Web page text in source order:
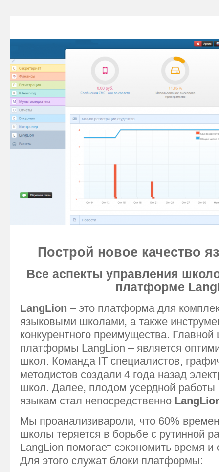
Построй новое качество
Все аспекты управления
платформе
LangLion – это платформа для
языковыми школами, а также
конкурентного преимущества.
платформы LangLion – является
школ. Команда IT специалистов,
методистов создали 4 года назад
школ. Далее, плодом усердной
языкам стал непосредственно
Мы проанализивароли, что 60%
школы теряется в борьбе с рутинной
LangLion помогает сэкономить время и
Для этого служат блоки платформы: